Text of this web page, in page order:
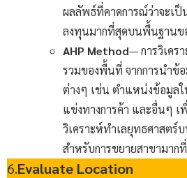
ผลลัพธ์ที่คาดการณ์ว่าจะเ
ลงทุนมากที่สุดบนพื้นฐานข
AHP Method— การวิเคร
รวมของพื้นที่ จากการนำข้
ต่างๆ เช่น ตำแหน่งข้อมูล
แข่งทางการค้า และอื่นๆ เ
วิเคราะห์ทำเลยุทธศาสต
สำหรับการขยายสาขามาก
6.Evaluate Location